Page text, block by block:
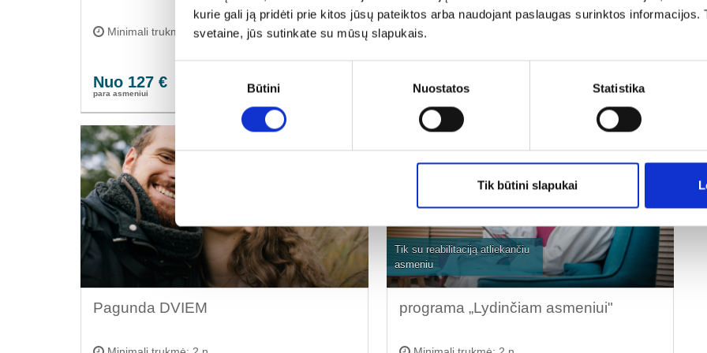
kurie gali ją pridėti prie kitos jūsų pateiktos arba naudojant paslaugas surinktos informacijos.
svetaine, jūs sutinkate su mūsų slapukais.
Būtini Nuostatos Statistika
Tik būtini slapukai
Minimali trukmė: 8 n.
Nuo 127 €
para asmeniui
Minimali trukmė: 2 n.
Nuo 85 €
para asmeniui
Rezervuoti
Pagunda DVIEM
Tik su reabilitaciją atliekančiu
asmeniu
programa „Lydinčiam asmeniui"